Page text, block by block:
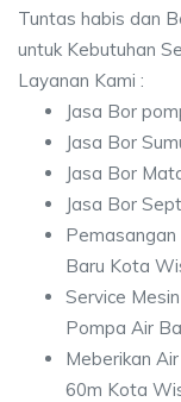
Tuntas habis dan
untuk Kebutuhan
Layanan Kami :
Jasa Bor
Jasa Bor
Jasa Bor
Jasa Bor
Baru Kota
Service
Pompa Air
Meberikan
60m Kota